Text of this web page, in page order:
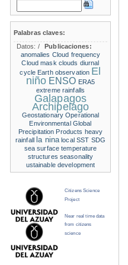
Palabras claves:
Datos: /
Publicaciones:
anomalies Cloud frequency
Cloud mask clouds diurnal
cycle Earth observation El
niño ENSO ERA5
extreme rainfalls
Galapagos
Archipelago
Geostationary Operational
Environmental Global
Precipitation Products heavy
rainfall
la nina local SST SDG
sea surface temperature
structures seasonality
ustainable development
Citizens Science
Project
Near real time data
from citizens
science